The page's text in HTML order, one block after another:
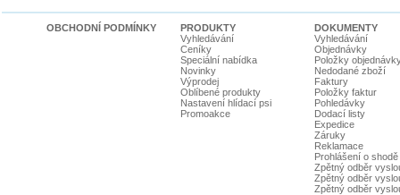
OBCHODNÍ PODMÍNKY
PRODUKTY
Vyhledávání
Ceníky
Speciální nabídka
Novinky
Výprodej
Oblíbené produkty
Nastavení hlídací psi
Promoakce
DOKUMENTY
Vyhledávání
Objednávky
Položky
Nedodané zboží
Faktury
Položky faktur
Pohledávky
Dodací listy
Expedice
Záruky
Reklamace
Prohlášení o shodě
Zpětný odběr
Zpětný odběr
Zpětný odběr